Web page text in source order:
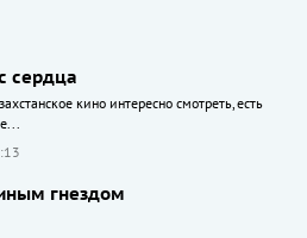
сердца
кино интересно смотреть, есть
гнездом